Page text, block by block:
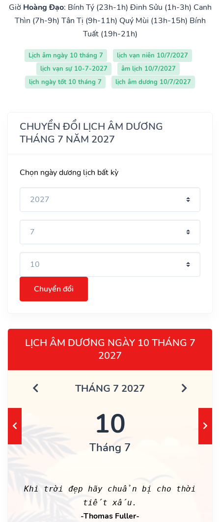
Giờ Hoàng Đạo: Bính Tý (23h-1h) Đinh Sửu (1h-3h) Canh
Thìn (7h-9h) Tân Tị (9h-11h) Quý Mùi (13h-15h) Bính
Tuất (19h-21h)
Lịch âm ngày 10 tháng 7
lịch vạn niên 10/7/2027
lịch vạn sự 10-7-2027
âm lịch 10/7/2027
lịch ngày tốt 10 tháng 7
lịch âm dương 10/7/2027
CHUYỂN ĐỔI LỊCH ÂM DƯƠNG
THÁNG 7 NĂM 2027
Chọn ngày dương lịch bất kỳ
Chuyển đổi
LỊCH ÂM DƯƠNG NGÀY 10 THÁNG 7
2027
THÁNG 7 2027
10
Tháng 7
Khi trời đẹp hãy chuẩn bị cho thời
tiết xấu.
-Thomas Fuller-